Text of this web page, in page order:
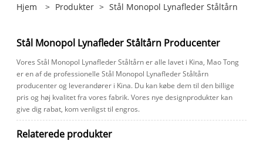
Hjem > Produkter > Stål Monopol Lynafleder Ståltårn
Stål Monopol Lynafleder Ståltårn Producenter
Vores Stål Monopol Lynafleder Ståltårn er alle lavet i Kina, Mao Tong
er en af ​​de professionelle Stål Monopol Lynafleder Ståltårn
producenter og leverandører i Kina. Du kan købe dem til den billige
pris og høj kvalitet fra vores fabrik. Vores nye designprodukter kan
give dig rabat, kom venligst til engros.
Relaterede produkter